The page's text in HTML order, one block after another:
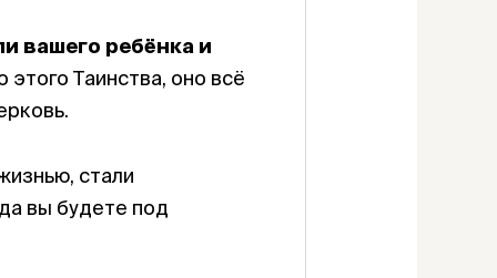
вашего ребёнка и
Таинства, оно всё
стали
вы будете под